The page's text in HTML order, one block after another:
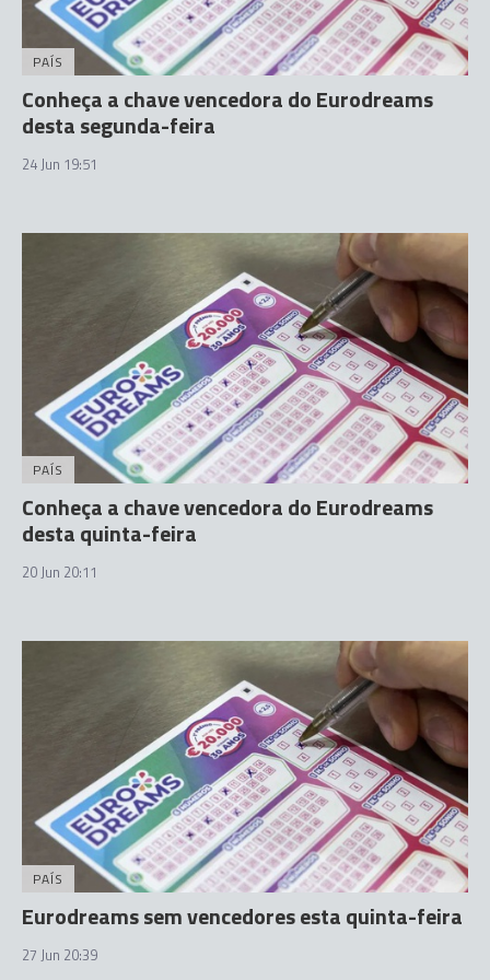
PAÍS
Conheça a chave vencedora do Eurodreams
desta segunda-feira
24 Jun 19:51
PAÍS
Conheça a chave vencedora do Eurodreams
desta quinta-feira
20 Jun 20:11
PAÍS
Eurodreams sem vencedores esta quinta-feira
27 Jun 20:39